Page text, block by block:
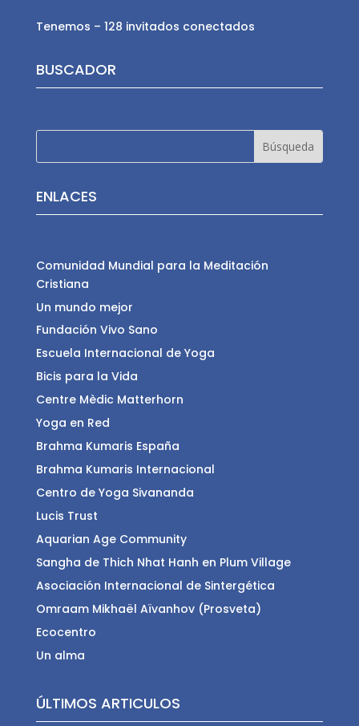
Tenemos – 128 invitados conectados
BUSCADOR
ENLACES
Comunidad Mundial para la Meditación
Cristiana
Un mundo mejor
Fundación Vivo Sano
Escuela Internacional de Yoga
Bicis para la Vida
Centre Mèdic Matterhorn
Yoga en Red
Brahma Kumaris España
Brahma Kumaris Internacional
Centro de Yoga Sivananda
Lucis Trust
Aquarian Age Community
Sangha de Thich Nhat Hanh en Plum Village
Asociación Internacional de Sintergética
Omraam Mikhaël Aïvanhov (Prosveta)
Ecocentro
Un alma
ÚLTIMOS ARTICULOS